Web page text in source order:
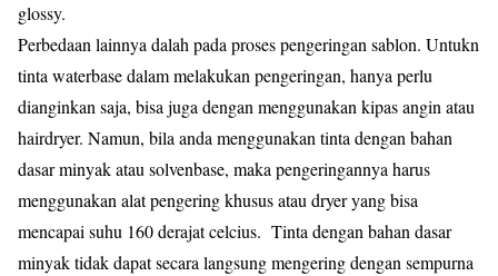
glossy.
Perbedaan lainnya dalah pada proses pengeringan sablon. Untukn
tinta waterbase dalam melakukan pengeringan, hanya perlu
dianginkan saja, bisa juga dengan menggunakan kipas angin atau
hairdryer. Namun, bila anda menggunakan tinta dengan bahan
dasar minyak atau solvenbase, maka pengeringannya harus
menggunakan alat pengering khusus atau dryer yang bisa
mencapai suhu 160 derajat celcius. Tinta dengan bahan dasar
minyak tidak dapat secara langsung mengering dengan sempurna